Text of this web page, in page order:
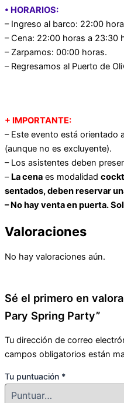
• HORARIOS:
– Ingreso al barco: 22:00
– Cena: 22:00 horas a 23:30
– Zarpamos: 00:00 horas.
– Regresamos al Puerto de
+ IMPORTANTE:
– Este evento está orientado
(aunque no es excluyente).
– Los asistentes deben
– La cena es modalidad
sentados, deben reservar
– No hay venta en puerta.
Valoraciones
No hay valoraciones aún.
Sé el primero en
Pary Spring Party”
Tu dirección de correo
campos obligatorios están
Tu puntuación *